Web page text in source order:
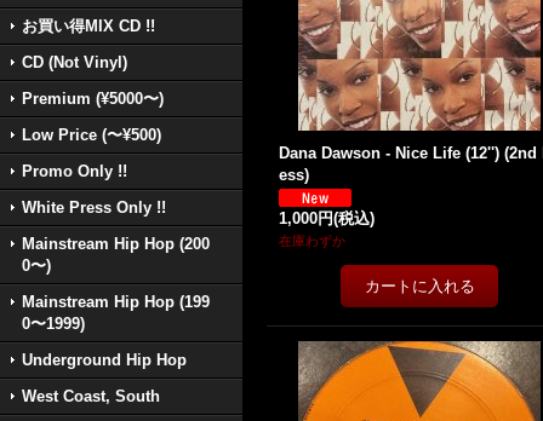
お買い得MIX CD !!
CD (Not Vinyl)
Premium (¥5000〜)
Low Price (〜¥500)
Promo Only !!
White Press Only !!
Mainstream Hip Hop (200
0〜)
Mainstream Hip Hop (199
0〜1999)
Underground Hip Hop
West Coast, South
Dana Dawson - Nice Life (12'') (2nd
ess)
1,000円(税込)
在庫わずか